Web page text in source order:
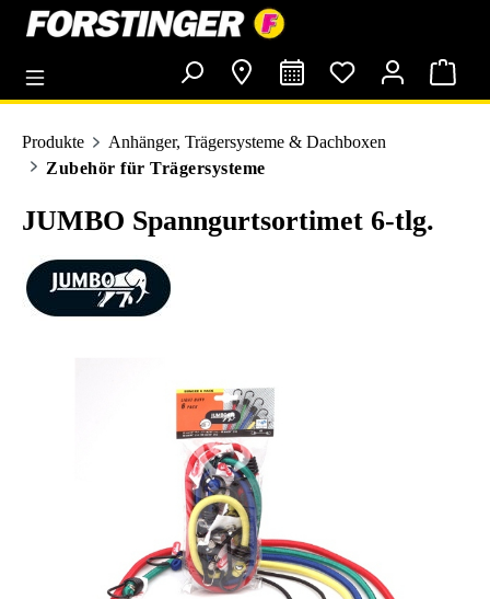
springen
Produkte
Anhänger, Trägersysteme & Dachboxen
Zubehör für Trägersysteme
JUMBO Spanngurtsortimet 6-tlg.